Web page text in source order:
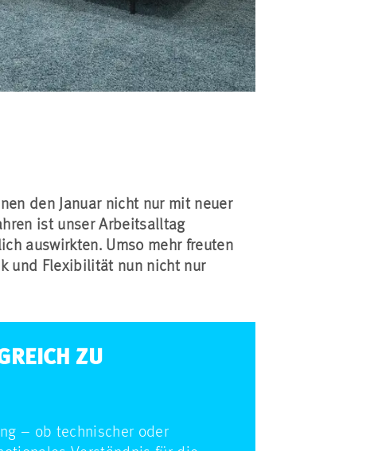
den Januar nicht nur mit neuer
ist unser Arbeitsalltag
auswirkten. Umso mehr freuten
und Flexibilität nun nicht nur
ZU
– ob technischer oder